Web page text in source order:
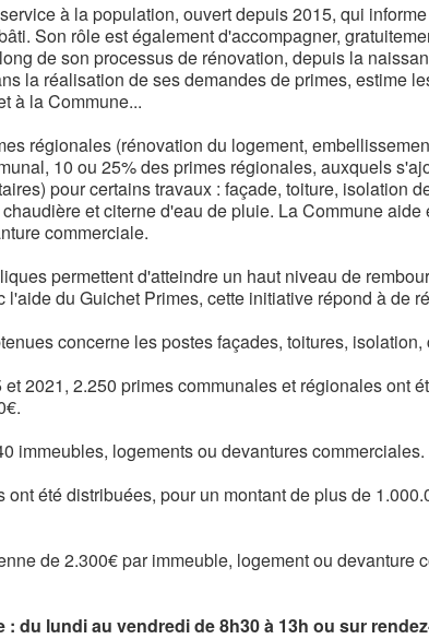
à la population, ouvert depuis 2015, qui
Son rôle est également d'accompagner,
de son processus de rénovation, depuis la
la réalisation de ses demandes de primes, estime
à la Commune...
régionales (rénovation du logement,
10 ou 25% des primes régionales, auxquels
pour certains travaux : façade, toiture, isolation
et citerne d'eau de pluie. La Commune
commerciale.
permettent d'atteindre un haut niveau de
l'aide du Guichet Primes, cette initiative répond à de
concerne les postes façades, toitures,
2021, 2.250 primes communales et régionales ont
immeubles, logements ou devantures commerciales.
ont été distribuées, pour un montant de plus de
de 2.300€ par immeuble, logement ou devanture
: du lundi au vendredi de 8h30 à 13h ou sur